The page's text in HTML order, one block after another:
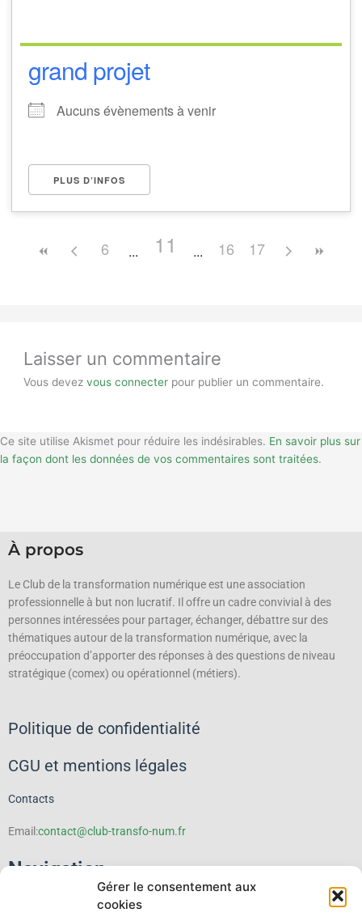
Gérer le consentement aux
cookies
grand projet
Aucuns évènements à venir
PLUS D’INFOS
6 11 16 17
Laisser un commentaire
Vous devezvous connecter pour publier un commentaire.
Ce site utilise Akismet pour réduire les indésirables. En savoir plus sur
la façon dont les données de vos commentaires sont traitées.
À propos
Le Club de la transformation numérique est une association
professionnelle à but non lucratif. Il offre un cadre convivial à des
personnes intéressées pour partager, échanger, débattre sur des
thématiques autour de la transformation numérique, avec la
préoccupation d’apporter des réponses à des questions de niveau
stratégique (comex) ou opérationnel (métiers).
Politique de confidentialité
CGU et mentions légales
Contacts
Email:contact@club-transfo-num.fr
Navigation